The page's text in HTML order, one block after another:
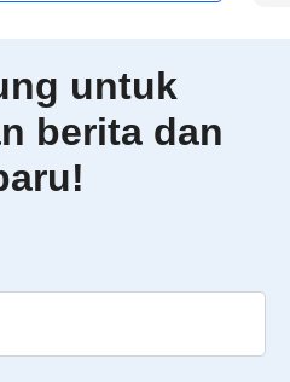
untuk
berita dan